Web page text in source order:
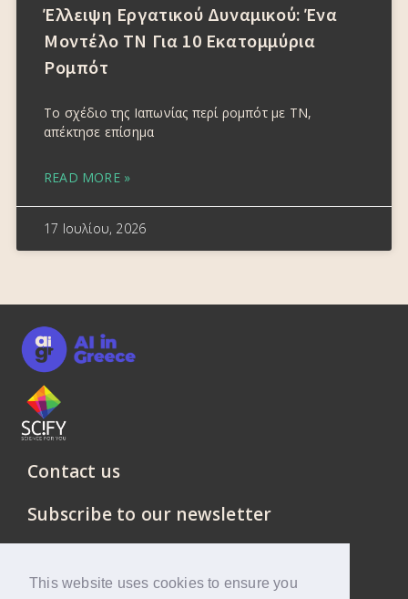
This website uses cookies to ensure you
Έλλειψη Εργατικού Δυναμικού: Ένα
Μοντέλο ΤΝ Για 10 Εκατομμύρια
Ρομπότ
Το σχέδιο της Ιαπωνίας περί ρομπότ με ΤΝ,
απέκτησε επίσημα
READ MORE »
17 Ιουλίου, 2026
Contact us
Subscribe to our newsletter